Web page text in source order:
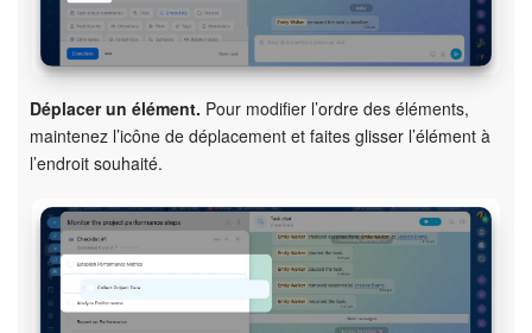
Déplacer un élément. Pour modifier l’ordre des éléments,
maintenez l’icône de déplacement et faites glisser l’élément à
l’endroit souhaité.